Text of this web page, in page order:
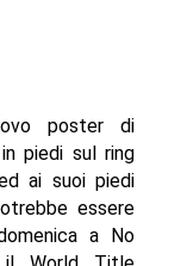
poster di
piedi sul ring
ai suoi piedi
essere
a No